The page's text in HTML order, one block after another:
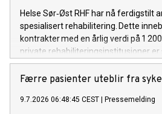
Helse Sør‑Øst RHF har nå ferdigstilt
spesialisert rehabilitering. Dette
kontrakter med en årlig verdi på 1
private rehabiliteringsinstitusjoner er
Færre pasienter uteblir fra
9.7.2026 06:48:45 CEST Pressemelding